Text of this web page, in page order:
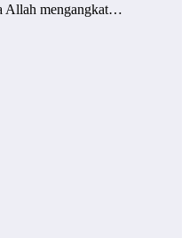
Allah mengangkat…